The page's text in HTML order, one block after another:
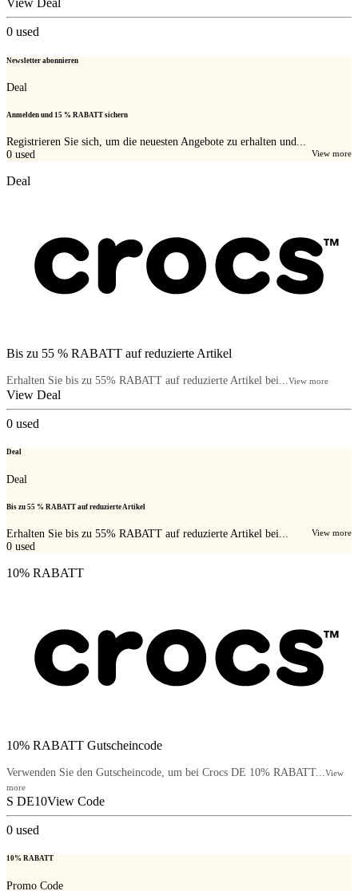
View Deal
0 used
Newsletter abonnieren
Deal
Anmelden und 15 % RABATT sichern
Registrieren Sie sich, um die neuesten Angebote zu erhalten und...
View more
0 used
Deal
Bis zu 55 % RABATT auf reduzierte Artikel
Erhalten Sie bis zu 55% RABATT auf reduzierte Artikel bei...View more
View Deal
0 used
Deal
Deal
Bis zu 55 % RABATT auf reduzierte Artikel
Erhalten Sie bis zu 55% RABATT auf reduzierte Artikel bei... View more
0 used
10% RABATT
10% RABATT Gutscheincode
Verwenden Sie den Gutscheincode, um bei Crocs DE 10% RABATT...View
more
S DE10View Code
0 used
10% RABATT
Promo Code